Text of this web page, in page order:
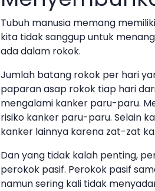
Tubuh manusia memang
kita tidak sanggup untuk
ada dalam rokok.
Jumlah batang rokok per hari
paparan asap rokok tiap hari
mengalami kanker paru-paru.
risiko kanker paru-paru. Selain
kanker lainnya karena zat-zat
Dan yang tidak kalah penting,
perokok pasif. Perokok pasif
namun sering kali tidak